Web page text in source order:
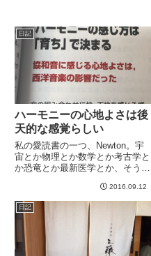
日記
ハーモニーの心地よさは後
天的な感覚らしい
私の愛読書の一つ、Newton。宇
宙とか物理とか数学とか考古学と
か恐竜とか最新医学とか、そうい
明するって感じの雑誌です。イラ
ストや写真が美しいので、ペラペ
ラめくってるだけでも楽しいので
すが、今月号に興味深い記事...
2016.09.12
日記